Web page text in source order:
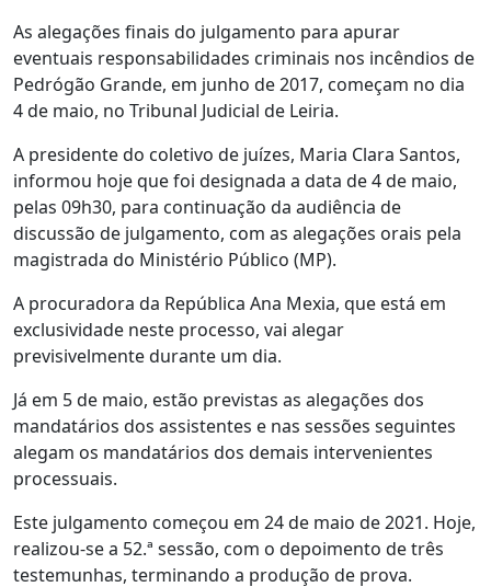
As alegações finais do julgamento para apurar
eventuais responsabilidades criminais nos incêndios de
Pedrógão Grande, em junho de 2017, começam no dia
4 de maio, no Tribunal Judicial de Leiria.
A presidente do coletivo de juízes, Maria Clara Santos,
informou hoje que foi designada a data de 4 de maio,
pelas 09h30, para continuação da audiência de
discussão de julgamento, com as alegações orais pela
magistrada do Ministério Público (MP).
A procuradora da República Ana Mexia, que está em
exclusividade neste processo, vai alegar
previsivelmente durante um dia.
Já em 5 de maio, estão previstas as alegações dos
mandatários dos assistentes e nas sessões seguintes
alegam os mandatários dos demais intervenientes
processuais.
Este julgamento começou em 24 de maio de 2021. Hoje,
realizou-se a 52.ª sessão, com o depoimento de três
testemunhas, terminando a produção de prova.